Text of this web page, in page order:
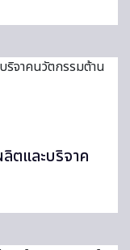
ตและบริจาค